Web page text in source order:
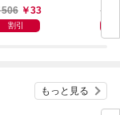
506 33
割引
もっと見る